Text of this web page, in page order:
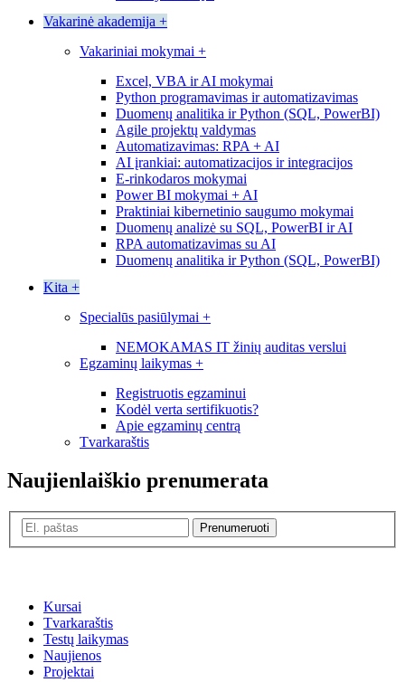
Vakarinė akademija +
Vakariniai mokymai +
Excel, VBA ir AI mokymai
Python programavimas ir automatizavimas
Duomenų analitika ir Python (SQL, PowerBI)
Agile projektų valdymas
Automatizavimas: RPA + AI
AI įrankiai: automatizacijos ir integracijos
E-rinkodaros mokymai
Power BI mokymai + AI
Praktiniai kibernetinio saugumo mokymai
Duomenų analizė su SQL, PowerBI ir AI
RPA automatizavimas su AI
Duomenų analitika ir Python (SQL, PowerBI)
Kita +
Specialūs pasiūlymai +
NEMOKAMAS IT žinių auditas verslui
Egzaminų laikymas +
Registruotis egzaminui
Kodėl verta sertifikuotis?
Apie egzaminų centrą
Tvarkaraštis
Naujienlaiškio prenumerata
Prenumeruoti
Kursai
Tvarkaraštis
Testų laikymas
Naujienos
Projektai